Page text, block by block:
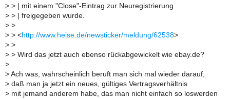
> > | mit einem "Close"-Eintrag zur Neuregistrierung
> > | freigegeben wurde.
> >
> > <http://www.heise.de/newsticker/meldung/62538>
> >
> > Wird das jetzt auch ebenso rückabgewickelt wie ebay.de?
>
> Ach was, wahrscheinlich beruft man sich mal wieder darauf,
> daß man ja jetzt ein neues, gültiges Vertragsverhältnis
> mit jemand anderem habe, das man nicht einfach so loswerden